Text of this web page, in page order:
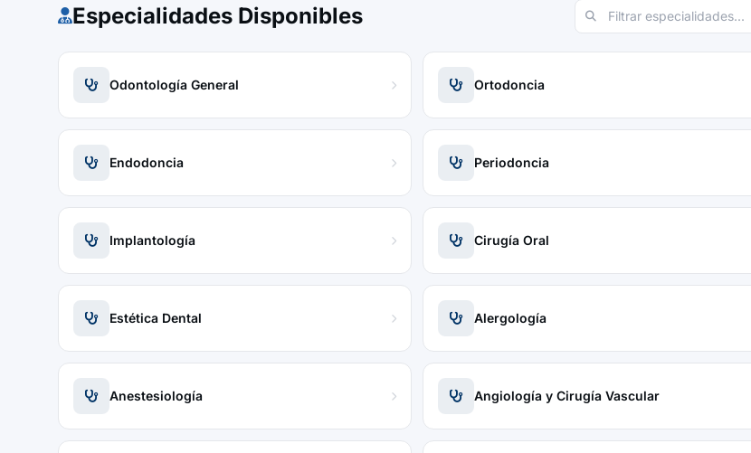
Especialidades Disponibles
Odontología General Ortodoncia
Endodoncia Periodoncia
Implantología Cirugía Oral
Estética Dental Alergología
Anestesiología Angiología y Cirugía Vascular